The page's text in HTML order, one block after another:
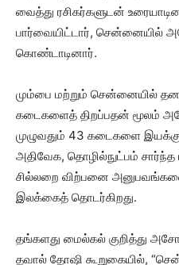
வைத்து ரசிகர்களுடன்
பார்வையிட்டார், சென்னையில்
கொண்டாடினார்.
மும்பை மற்றும் சென்னையில்
கடைகளைத் திறப்பதன் மூலம்
முழுவதும் 43 கடைகளை
அதிவேக, தொழில்நுட்பம் சார்ந்த
சில்லறை விற்பனை
இலக்கைத் தொடர்கிறது.
தங்களது மைல்கல் குறித்து
தவால் தோஷி கூறுகையில்,